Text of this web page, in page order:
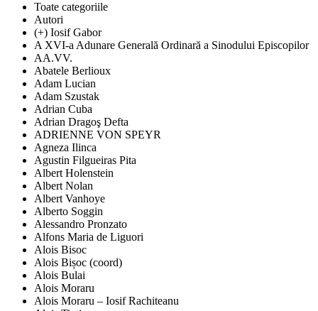
Toate categoriile
Autori
(+) Iosif Gabor
A XVI-a Adunare Generală Ordinară a Sinodului Episcopilor
AA.VV.
Abatele Berlioux
Adam Lucian
Adam Szustak
Adrian Cuba
Adrian Dragoş Defta
ADRIENNE VON SPEYR
Agneza Ilinca
Agustin Filgueiras Pita
Albert Holenstein
Albert Nolan
Albert Vanhoye
Alberto Soggin
Alessandro Pronzato
Alfons Maria de Liguori
Alois Bisoc
Alois Bișoc (coord)
Alois Bulai
Alois Moraru
Alois Moraru – Iosif Rachiteanu